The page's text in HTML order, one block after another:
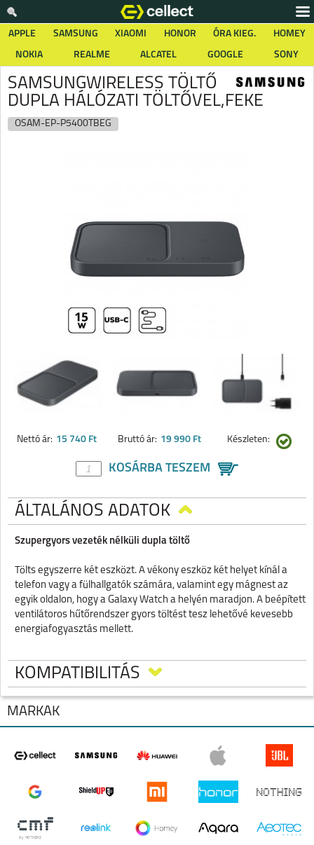
APPLE SAMSUNG XIAOMI HONOR ÓRA KIEG.
HOMEY
NOKIA
REALME ALCATEL GOOGLE SONY
SAMSUNGWIRELESS TÖLTŐ
DUPLA HÁLÓZATI TÖLTŐVEL,FEKE
OSAM-EP-P5400TBEG
Nettó ár: 15 740 Ft Bruttó ár: 19 990 Ft Készleten:
KOSÁRBA TESZEM
ÁLTALÁNOS ADATOK
Szupergyors vezeték nélküli dupla töltő
Tölts egyszerre két eszközt. A vékony eszköz két helyet kínál a
telefon vagy a fülhallgatók számára, valamint egy mágnest az
egyik oldalon, hogy a Galaxy Watch a helyén maradjon. A beépített
ventilátoros hűtőrendszer gyors töltést tesz lehetővé kevesebb
energiafogyasztás mellett.
KOMPATIBILITÁS
IPHONE 17 PRO MAX IPHONE 17 PRO IPHONE AIR
MÁRKÁK